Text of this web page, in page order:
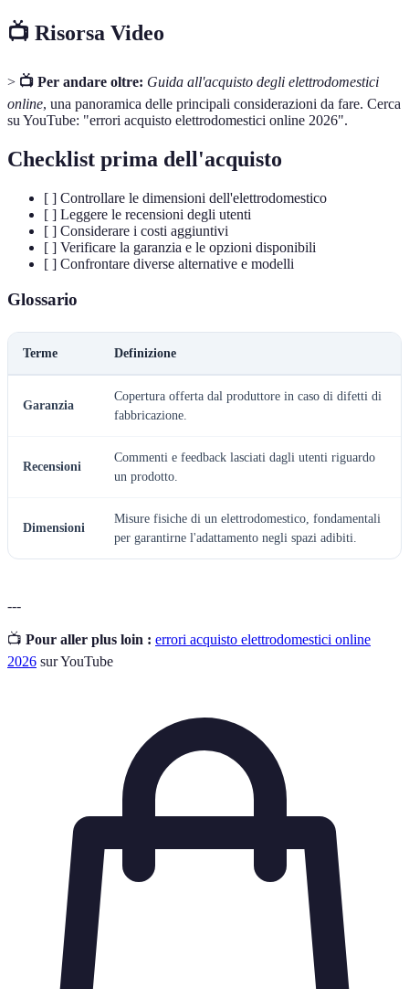
📺 Risorsa Video
> 📺 Per andare oltre: Guida all'acquisto degli elettrodomestici
online, una panoramica delle principali considerazioni da fare. Cerca
su YouTube: "errori acquisto elettrodomestici online 2026".
Checklist prima dell'acquisto
[ ] Controllare le dimensioni dell'elettrodomestico
[ ] Leggere le recensioni degli utenti
[ ] Considerare i costi aggiuntivi
[ ] Verificare la garanzia e le opzioni disponibili
[ ] Confrontare diverse alternative e modelli
Glossario
Terme Definizione
Garanzia
Copertura offerta dal produttore in caso di difetti di
fabbricazione.
Recensioni
Commenti e feedback lasciati dagli utenti riguardo
un prodotto.
Dimensioni
Misure fisiche di un elettrodomestico, fondamentali
per garantirne l'adattamento negli spazi adibiti.
---
📺 Pour aller plus loin : errori acquisto elettrodomestici online
2026 sur YouTube